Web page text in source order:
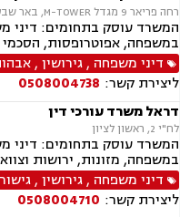
רחה פריאר 9 מגדל M-TOWER, באר שבע
המשרד עוסק בתחומים: דיני
במשפחה, אפוטרופסות,
מזונות, משמורת, טוען רבני,
חלוקת רכוש, מעמד אישי,
זמני שהות, ניכור הורי, פלילי,
מינית, מחיקת רישום פלילי,
קטינים, ירושות וצוואות, לשון
דיני משפחה ,גירושין,
ליצירת קשר: 0508004738
דראל משרד עורכי דין
לח"י 2, ראשון לציון
המשרד עוסק בתחומים: דיני
במשפחה, מזונות, ירושות
חטיפת ילדים, ידועים בציבור,
משמורת
דיני משפחה ,גירושין,
ליצירת קשר: 0508004710